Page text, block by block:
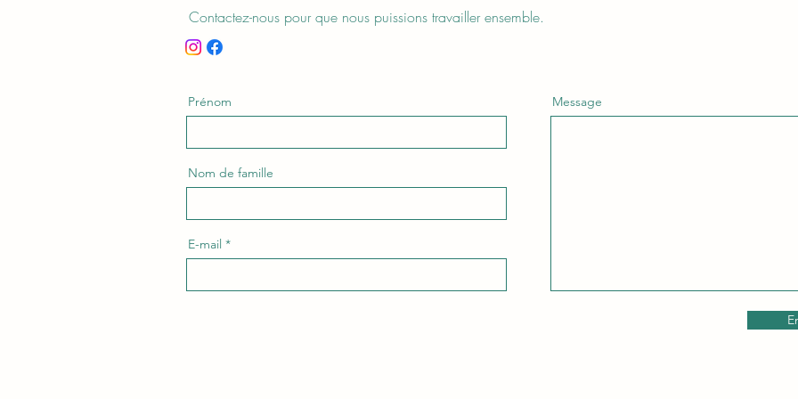
Contactez-nous pour que nous puissions travailler ensemble.
Prénom
Nom de famille
E-mail
Message